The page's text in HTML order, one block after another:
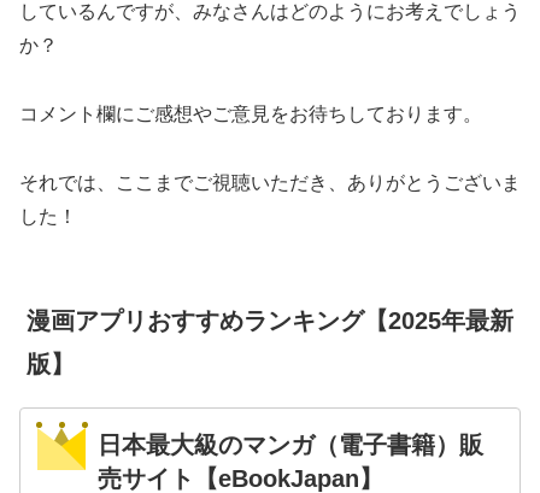
しているんですが、みなさんはどのようにお考えでしょう
か？
コメント欄にご感想やご意見をお待ちしております。
それでは、ここまでご視聴いただき、ありがとうございま
した！
漫画アプリおすすめランキング【2025年最新
版】
日本最大級のマンガ（電子書籍）販
売サイト【eBookJapan】